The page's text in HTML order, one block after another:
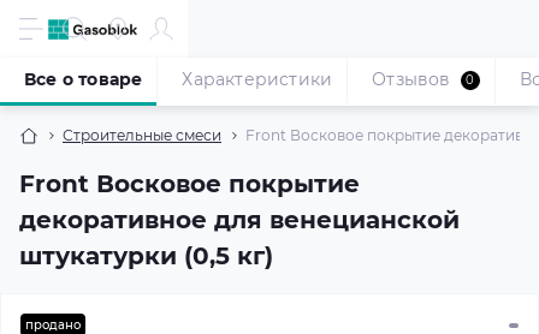
Строительные смеси Front Восковое покрытие
Front Восковое покрытие
декоративное для венецианской
штукатурки (0,5 кг)
Все о товаре Характеристики Отзывов 0
продано